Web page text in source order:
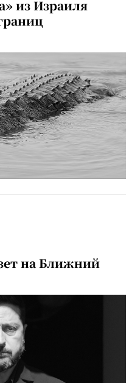
из Израиля
на Ближний